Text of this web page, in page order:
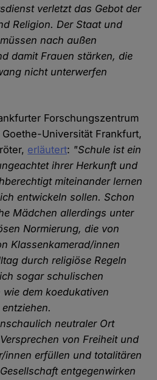
verletzt das Gebot der
Religion. Der Staat und
nach außen
damit Frauen stärken, die
nicht unterwerfen
Forschungszentrum
Universität Frankfurt,
erläutert: "Schule ist ein
ihrer Herkunft und
miteinander lernen
entwickeln sollen. Schon
Mädchen allerdings unter
Normierung, die von
Klassenkamerad/innen
durch religiöse Regeln
sogar schulischen
dem koedukativen
neutraler Ort
von Freiheit und
innen erfüllen und totalitären
entgegenwirken